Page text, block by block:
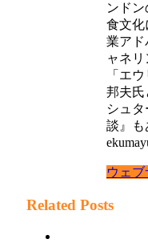
ンド
食文化
業アド
ャネ
「エ
邦夫氏
シュ
談』も
ウェブ
Related Posts